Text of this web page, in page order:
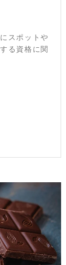
スポットや
る資格に関